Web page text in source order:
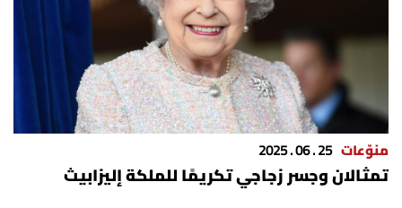
منوّعات 25 . 06 . 2025
تمثالان وجسر زجاجي تكريمًا للملكة إليزابيث